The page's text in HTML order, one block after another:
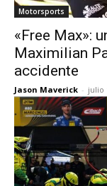
Motorsports
«Free Max»:
Maximilian
accidente
Jason Maverick - julio